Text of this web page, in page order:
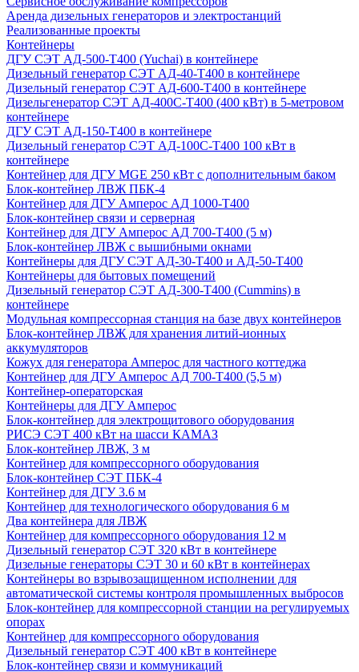
Аренда дизельных генераторов и электростанций
Реализованные проекты
Контейнеры
ДГУ СЭТ АД-500-Т400 (Yuchai) в контейнере
Дизельный генератор СЭТ АД-40-Т400 в контейнере
Дизельный генератор СЭТ АД-600-Т400 в контейнере
Дизельгенератор СЭТ АД-400С-Т400 (400 кВт) в 5-метровом
контейнере
ДГУ СЭТ АД-150-Т400 в контейнере
Дизельный генератор СЭТ АД-100С-Т400 100 кВт в
контейнере
Контейнер для ДГУ MGE 250 кВт с дополнительным баком
Блок-контейнер ЛВЖ ПБК-4
Контейнер для ДГУ Амперос АД 1000-Т400
Блок-контейнер связи и серверная
Контейнер для ДГУ Амперос АД 700-Т400 (5 м)
Блок-контейнер ЛВЖ с вышибными окнами
Контейнеры для ДГУ СЭТ АД-30-Т400 и АД-50-Т400
Контейнеры для бытовых помещений
Дизельный генератор СЭТ АД-300-Т400 (Cummins) в
контейнере
Модульная компрессорная станция на базе двух контейнеров
Блок-контейнер ЛВЖ для хранения литий-ионных
аккумуляторов
Кожух для генератора Амперос для частного коттеджа
Контейнер для ДГУ Амперос АД 700-Т400 (5,5 м)
Контейнер-операторская
Контейнеры для ДГУ Амперос
Блок-контейнер для электрощитового оборудования
РИСЭ СЭТ 400 кВт на шасси КАМАЗ
Блок-контейнер ЛВЖ, 3 м
Контейнер для компрессорного оборудования
Блок-контейнер СЭТ ПБК-4
Контейнер для ДГУ 3.6 м
Контейнер для технологического оборудования 6 м
Два контейнера для ЛВЖ
Контейнер для компрессорного оборудования 12 м
Дизельный генератор СЭТ 320 кВт в контейнере
Дизельные генераторы СЭТ 30 и 60 кВт в контейнерах
Контейнеры во взрывозащищенном исполнении для
автоматической системы контроля промышленных выбросов
Блок-контейнер для компрессорной станции на регулируемых
опорах
Контейнер для компрессорного оборудования
Дизельный генератор СЭТ 400 кВт в контейнере
Блок-контейнер связи и коммуникаций